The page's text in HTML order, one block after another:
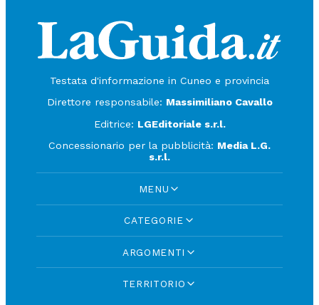
Testata d'informazione in Cuneo e provincia
Direttore responsabile: Massimiliano Cavallo
Editrice: LGEditoriale s.r.l.
Concessionario per la pubblicità: Media L.G.
s.r.l.
MENU
CATEGORIE
ARGOMENTI
TERRITORIO